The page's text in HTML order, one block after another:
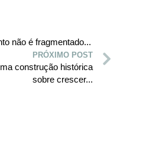
não é fragmentado...
PRÓXIMO POST
construção histórica
sobre crescer...